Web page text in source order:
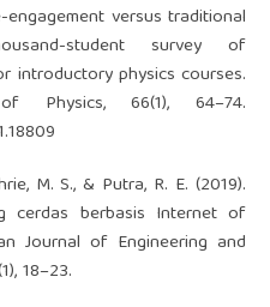
engagement versus traditional
student survey of
introductory physics courses.
Physics, 66(1), 64–74.
M. S., & Putra, R. E. (2019).
cerdas berbasis Internet of
Journal of Engineering and
18–23.